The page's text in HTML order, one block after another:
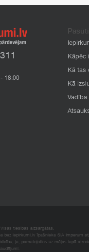
- 18:00
Kāpēc
Kā tas
Kā
Vadība
tiesības aizsargātas.
bez iepirkumi.lv īpašnieka SIA Imperum
ja, pamatojoties uz mājas lapā